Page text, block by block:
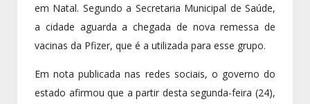
em Natal. Segundo a Secretaria Municipal de Saúde,
a cidade aguarda a chegada de nova remessa de
vacinas da Pfizer, que é a utilizada para esse grupo.
Em nota publicada nas redes sociais, o governo do
estado afirmou que a partir desta segunda-feira (24),